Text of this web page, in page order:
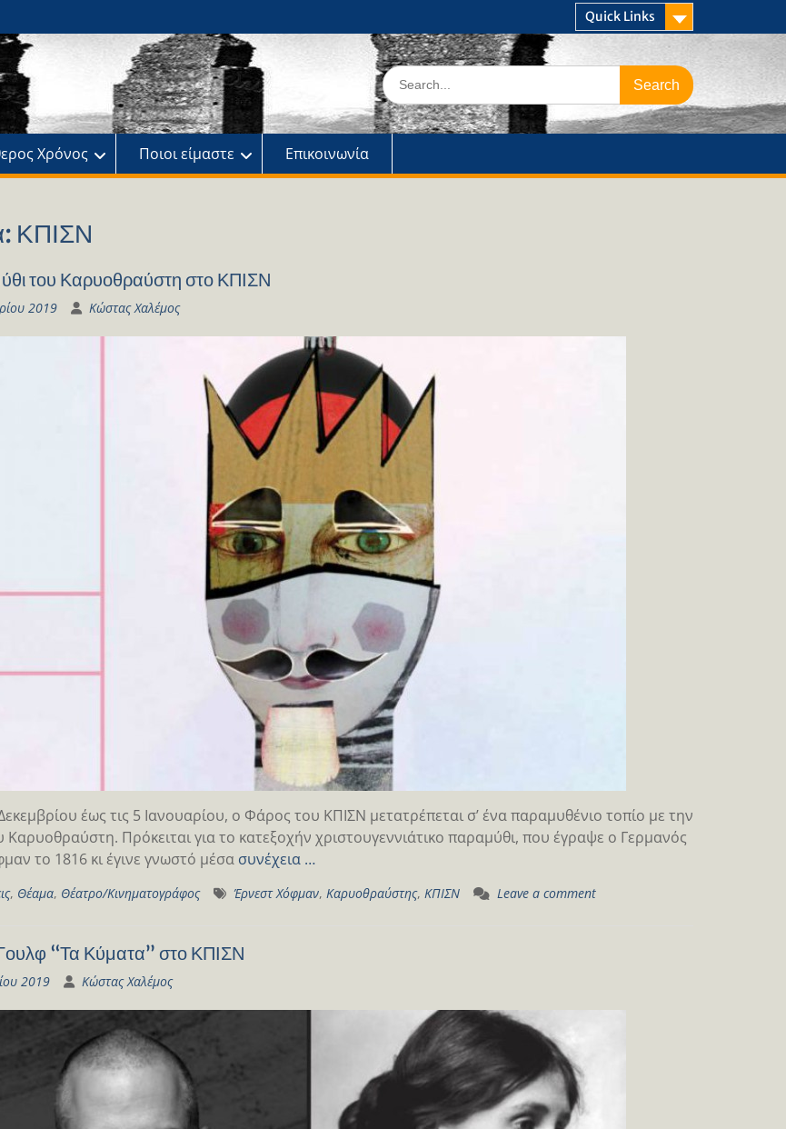
Quick Links
Search
for:
Χρόνος Ποιοι είμαστε Επικοινωνία
ΚΠΙΣΝ
του Καρυοθραύστη στο ΚΠΙΣΝ
2019 Κώστας Χαλέμος
έως τις 5 Ιανουαρίου, ο Φάρος του ΚΠΙΣΝ μετατρέπεται σ’ ένα παραμυθένιο τοπίο με την
Καρυοθραύστη. Πρόκειται για το κατεξοχήν χριστουγεννιάτικο παραμύθι, που έγραψε ο Γερμανός
το 1816 κι έγινε γνωστό μέσα συνέχεια …
, Θέαμα, Θέατρο/Κινηματογράφος Έρνεστ Χόφμαν, Καρυοθραύστης, ΚΠΙΣΝ Leave a comment
Γουλφ “Τα Κύματα” στο ΚΠΙΣΝ
2019 Κώστας Χαλέμος